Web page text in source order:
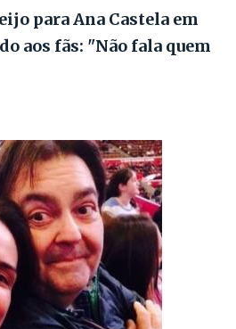
para Ana Castela em
aos fãs: "Não fala quem